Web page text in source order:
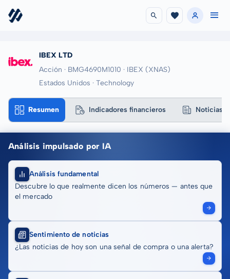
IBEX LTD
Acción · BMG4690M1010 · IBEX (XNAS)
Estados Unidos · Technology
Resumen Indicadores financieros Noticias
Análisis impulsado por IA
Análisis fundamental
Descubre lo que realmente dicen los números — antes que
el mercado
Sentimiento de noticias
¿Las noticias de hoy son una señal de compra o una alerta?